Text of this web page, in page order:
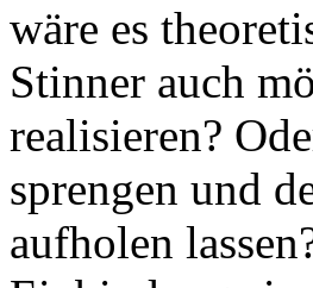
wäre es
Stinner auch
realisieren?
sprengen und
aufholen